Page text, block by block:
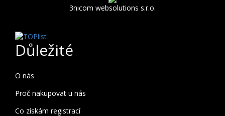
3nicom websolutions s.r.o.
Důležité
O nás
Proč nakupovat u nás
Co získám registrací